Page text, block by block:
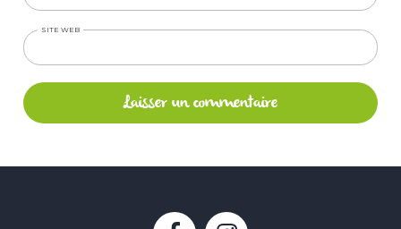
SITE WEB
FacebookInstagram